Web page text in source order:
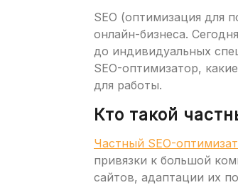
SEO (оптимизация для
онлайн-бизнеса.
до индивидуальных
SEO-оптимизатор,
для работы.
Кто такой
Частный SEO-
привязки к большой
сайтов, адаптации их